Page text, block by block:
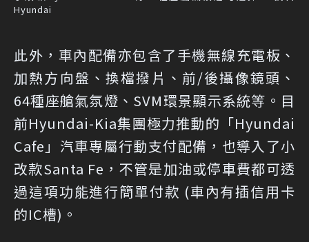
Hyundai
此外，車內配備亦包含了手機無線充電板、
加熱方向盤、換檔撥片、前/後攝像鏡頭、
64種座艙氣氛燈、SVM環景顯示系統等。目
前Hyundai-Kia集團極力推動的「Hyundai
Cafe」汽車專屬行動支付配備，也導入了小
改款Santa Fe，不管是加油或停車費都可透
過這項功能進行簡單付款 (車內有插信用卡
的IC槽)。